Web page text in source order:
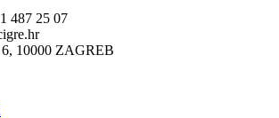
487 25 07
10000 ZAGREB